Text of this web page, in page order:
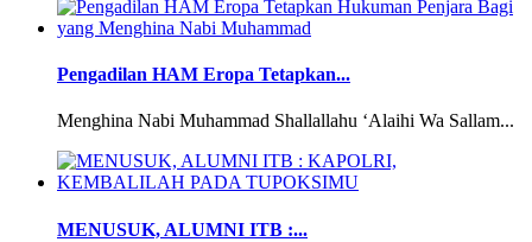
Pengadilan HAM Eropa Tetapkan...
Menghina Nabi Muhammad Shallallahu ‘Alaihi Wa Sallam...
MENUSUK, ALUMNI ITB :...